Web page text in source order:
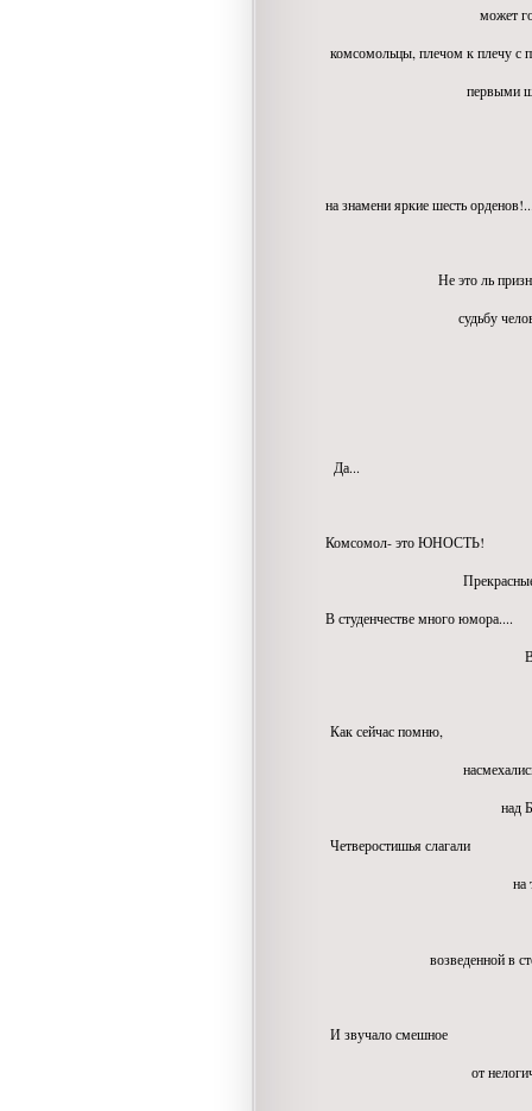
может гордиться
комсомольцы, плечом к плечу с
первыми шли в
на знамени яркие шесть
Не это ль признанье
судьбу человека
Да...
Комсомол- это ЮНОСТЬ!
Прекрасные
В студенчестве много юмора....
В Любви
Как сейчас помню,
насмехались
над Брежнева
Четверостишья слагали
на
возведенной в степень
И звучало смешное
от